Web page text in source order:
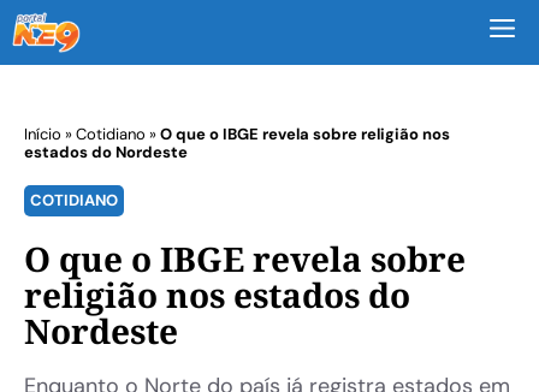
Início »Cotidiano »O que o IBGE revela sobre religião nos
estados do Nordeste
COTIDIANO
O que o IBGE revela sobre
religião nos estados do
Nordeste
Enquanto o Norte do país já registra estados em